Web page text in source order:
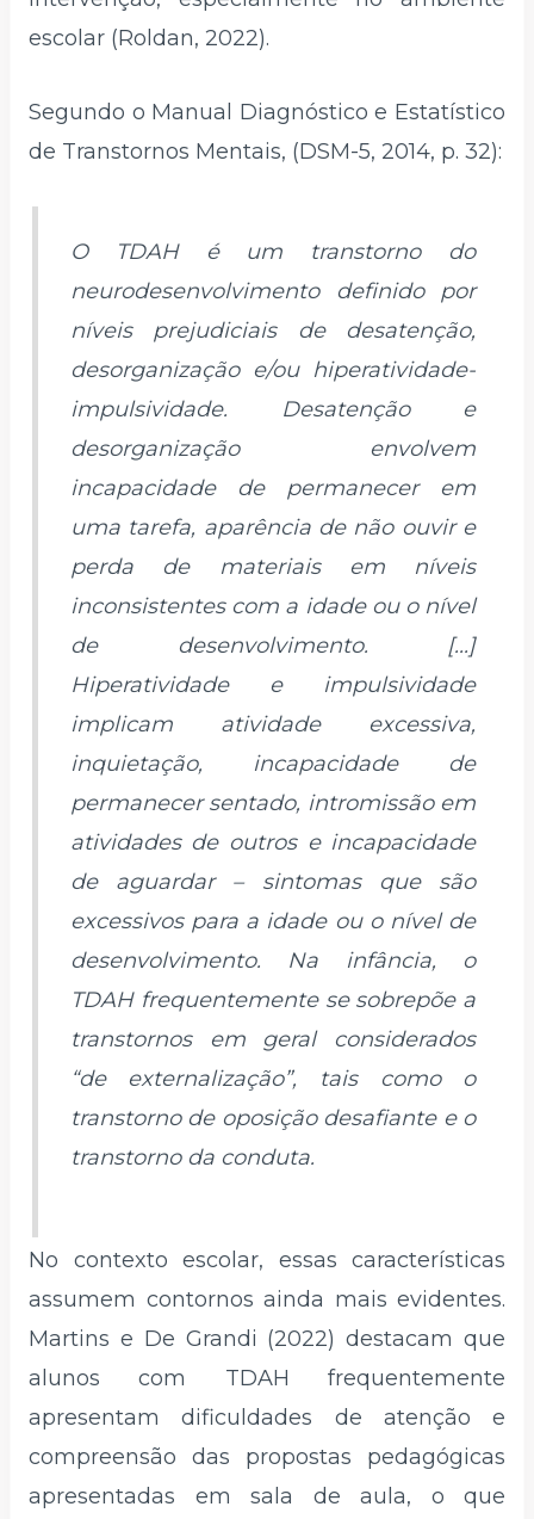
escolar (Roldan, 2022).
Segundo o Manual Diagnóstico e Estatístico
de Transtornos Mentais, (DSM-5, 2014, p. 32):
O TDAH é um transtorno do
neurodesenvolvimento definido por
níveis prejudiciais de desatenção,
desorganização e/ou hiperatividade-
impulsividade. Desatenção e
desorganização envolvem
incapacidade de permanecer em
uma tarefa, aparência de não ouvir e
perda de materiais em níveis
inconsistentes com a idade ou o nível
de desenvolvimento. [...]
Hiperatividade e impulsividade
implicam atividade excessiva,
inquietação, incapacidade de
permanecer sentado, intromissão em
atividades de outros e incapacidade
de aguardar – sintomas que são
excessivos para a idade ou o nível de
desenvolvimento. Na infância, o
TDAH frequentemente se sobrepõe a
transtornos em geral considerados
“de externalização”, tais como o
transtorno de oposição desafiante e o
transtorno da conduta.
No contexto escolar, essas características
assumem contornos ainda mais evidentes.
Martins e De Grandi (2022) destacam que
alunos com TDAH frequentemente
apresentam dificuldades de atenção e
compreensão das propostas pedagógicas
apresentadas em sala de aula, o que